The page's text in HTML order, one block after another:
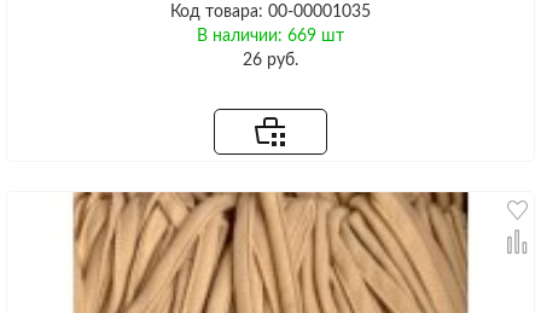
Код товара: 00-00001035
В наличии: 669 шт
26 руб.